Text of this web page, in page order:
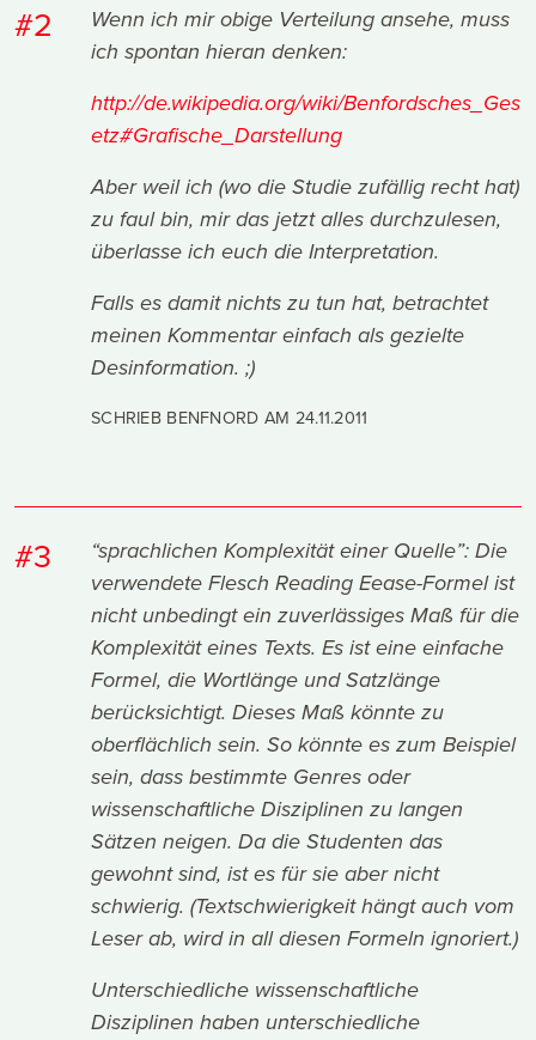
#2
Wenn ich mir obige Verteilung ansehe, muss
ich spontan hieran denken:
http://de.wikipedia.org/wiki/Benfordsches_Ges
etz#Grafische_Darstellung
Aber weil ich (wo die Studie zufällig recht hat)
zu faul bin, mir das jetzt alles durchzulesen,
überlasse ich euch die Interpretation.
Falls es damit nichts zu tun hat, betrachtet
meinen Kommentar einfach als gezielte
Desinformation. ;)
SCHRIEB BENFNORD AM 24.11.2011
#3
“sprachlichen Komplexität einer Quelle”: Die
verwendete Flesch Reading Eease-Formel ist
nicht unbedingt ein zuverlässiges Maß für die
Komplexität eines Texts. Es ist eine einfache
Formel, die Wortlänge und Satzlänge
berücksichtigt. Dieses Maß könnte zu
oberflächlich sein. So könnte es zum Beispiel
sein, dass bestimmte Genres oder
wissenschaftliche Disziplinen zu langen
Sätzen neigen. Da die Studenten das
gewohnt sind, ist es für sie aber nicht
schwierig. (Textschwierigkeit hängt auch vom
Leser ab, wird in all diesen Formeln ignoriert.)
Unterschiedliche wissenschaftliche
Disziplinen haben unterschiedliche